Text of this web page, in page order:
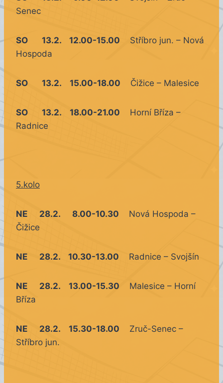
Senec
SO 13.2. 12.00-15.00 Stříbro jun. – Nová
Hospoda
SO 13.2. 15.00-18.00 Čižice – Malesice
SO 13.2. 18.00-21.00 Horní Bříza –
Radnice
5.kolo
NE 28.2. 8.00-10.30 Nová Hospoda –
Čižice
NE 28.2. 10.30-13.00 Radnice – Svojšín
NE 28.2. 13.00-15.30 Malesice – Horní
Bříza
NE 28.2. 15.30-18.00 Zruč-Senec –
Stříbro jun.